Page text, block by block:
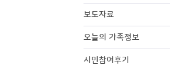
보도자료
오늘의 가족정보
시민참여후기